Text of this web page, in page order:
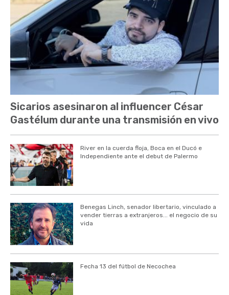
Sicarios asesinaron al influencer César
Gastélum durante una transmisión en vivo
River en la cuerda floja, Boca en el Ducó e
Independiente ante el debut de Palermo
Benegas Linch, senador libertario, vinculado a
vender tierras a extranjeros... el negocio de su
vida
Fecha 13 del fútbol de Necochea